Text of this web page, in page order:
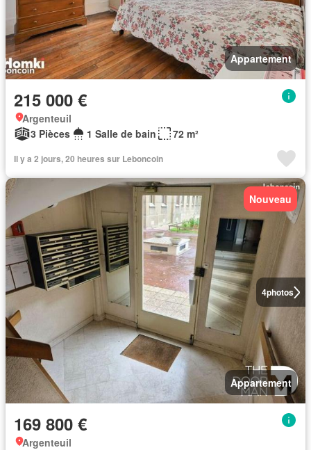
Appartement
215 000 €
Argenteuil
3 Pièces
1 Salle de bain 72 m²
Il y a 2 jours, 20 heures sur Leboncoin
4photos
Nouveau
Appartement
169 800 €
Argenteuil